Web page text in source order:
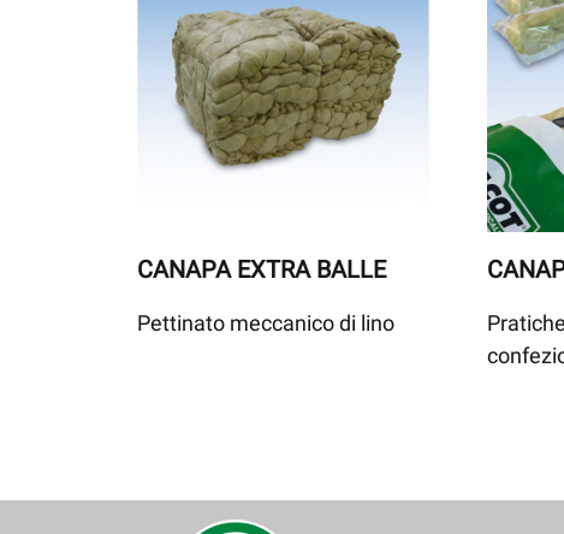
CANAPA EXTRA BALLE
Pettinato meccanico di lino